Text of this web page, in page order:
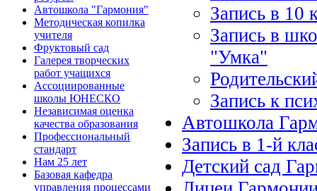
Автошкола "Гармония"
Методическая копилка
учителя
Фруктовый сад
Галерея творческих
работ учащихся
Ассоциированные
школы ЮНЕСКО
Независимая оценка
качества образования
Профессиональный
стандарт
Нам 25 лет
Базовая кафедра
управления процессами
Запись в 10
Запись в
"Умка"
Запись к
Автошкола
Запись в 1-й
Детский сад